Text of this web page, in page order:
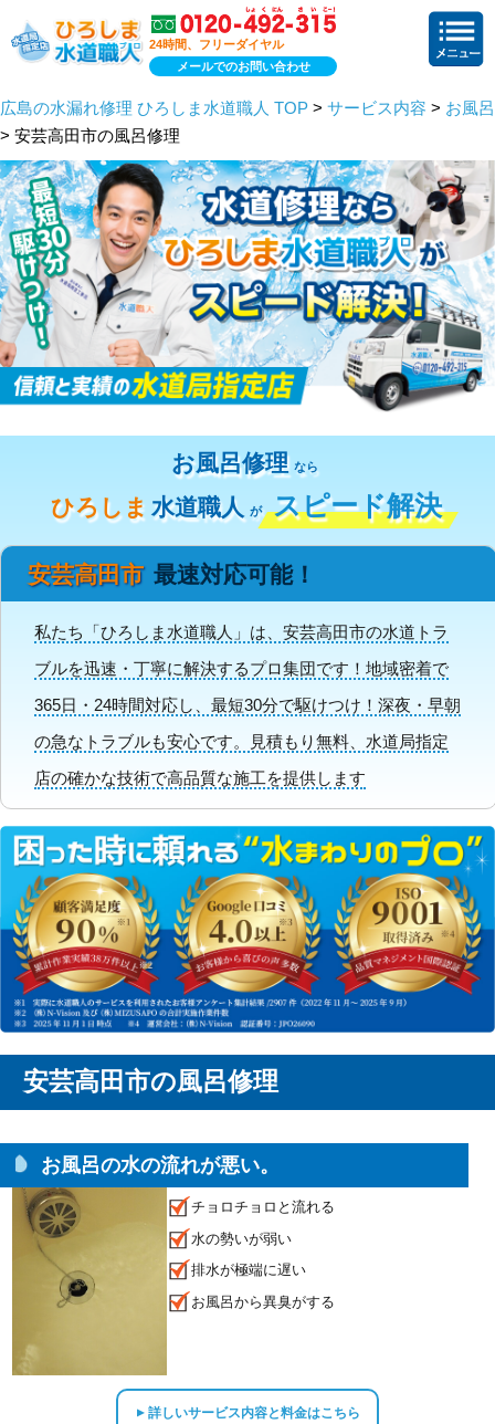
24時間、フリーダイヤル
メールでのお問い合わせ
広島の水漏れ修理 ひろしま水道職人 TOP > サービス内容 > お風呂
> 安芸高田市の風呂修理
お風呂修理 なら
ひろしま 水道職人 が スピード解決
安芸高田市 最速対応可能！
私たち「ひろしま水道職人」は、安芸高田市の水道トラ
ブルを迅速・丁寧に解決するプロ集団です！地域密着で
365日・24時間対応し、最短30分で駆けつけ！深夜・早朝
の急なトラブルも安心です。見積もり無料、水道局指定
店の確かな技術で高品質な施工を提供します
安芸高田市の風呂修理
お風呂の水の流れが悪い。
チョロチョロと流れる
水の勢いが弱い
排水が極端に遅い
お風呂から異臭がする
▲詳しいサービス内容と料金はこちら